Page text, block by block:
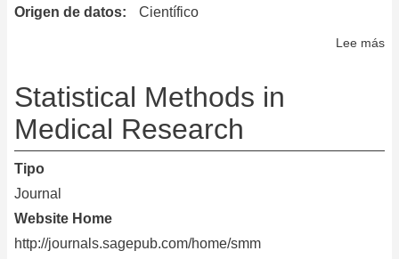
Origen de datos
Científico
Lee más
Statistical Methods in
Medical Research
Tipo
Journal
Website Home
http://journals.sagepub.com/home/smm